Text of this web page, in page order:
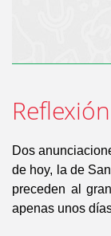
Dos
de hoy, la de
preceden al
apenas unos